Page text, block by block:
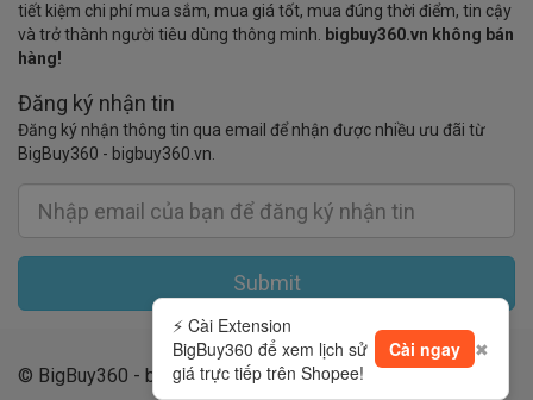
⚡ Cài Extension
BigBuy360 để xem lịch sử
giá trực tiếp trên Shopee!
Cài ngay ✖
tiết kiệm chi phí mua sắm, mua giá tốt, mua đúng thời điểm, tin cậy
và trở thành người tiêu dùng thông minh. bigbuy360.vn không bán
hàng!
Đăng ký nhận tin
Đăng ký nhận thông tin qua email để nhận được nhiều ưu đãi từ
BigBuy360 - bigbuy360.vn.
Submit
© BigBuy360 - bigbuy360.vn 2019 - 2026